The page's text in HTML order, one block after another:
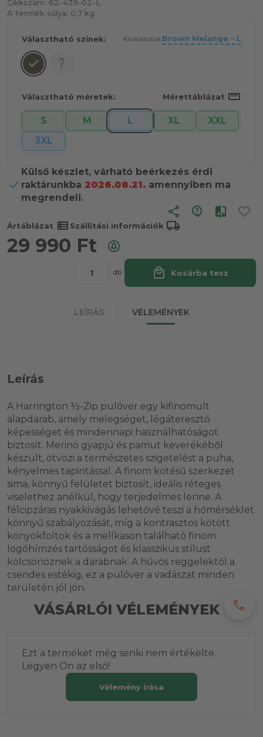
Cikkszám: 62-439-02-L
A termék súlya: 0,7 kg
Választható színek: Kiválasztva:Brown Melange - L
Választható méretek: Mérettáblázat straighten
S M L XL
XXL
3XL
Külső készlet, várható beérkezés érdi
raktárunkba 2026.08.21. amennyiben ma
megrendeli.
share
Ártáblázat view_list Szállítási információk local_shipping
29 990 Ft
db local_mall Kosárba tesz
LEÍRÁS VÉLEMÉNYEK
Leírás
A Harrington ½-Zip pulóver egy kifinomult
alapdarab, amely melegséget, légáteresztő
képességet és mindennapi használhatóságot
biztosít. Merinó gyapjú és pamut keverékéből
készült, ötvözi a természetes szigetelést a puha,
kényelmes tapintással. A finom kötésű szerkezet
sima, könnyű felületet biztosít, ideális réteges
viselethez anélkül, hogy terjedelmes lenne. A
félcipzáras nyakkivágás lehetővé teszi a hőmérséklet
könnyű szabályozását, míg a kontrasztos kötött
könyökfoltok és a mellkason található finom
logóhímzés tartósságot és klasszikus stílust
kölcsönöznek a darabnak. A hűvös reggelektől a
csendes estékig, ez a pulóver a vadászat minden
területén jól jön.
VÁSÁRLÓI VÉLEMÉNYEK
Ezt a terméket még senki nem értékelte.
Legyen Ön az első!
Vélemény írása
call